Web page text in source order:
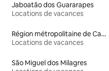
Jaboatão dos Guararapes
Locations de vacances
Région métropolitaine de Campina Grande
Locations de vacances
São Miguel dos Milagres